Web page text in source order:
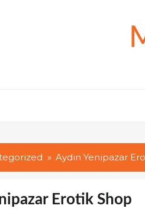
Aydın Yenipazar
Erotik Shop